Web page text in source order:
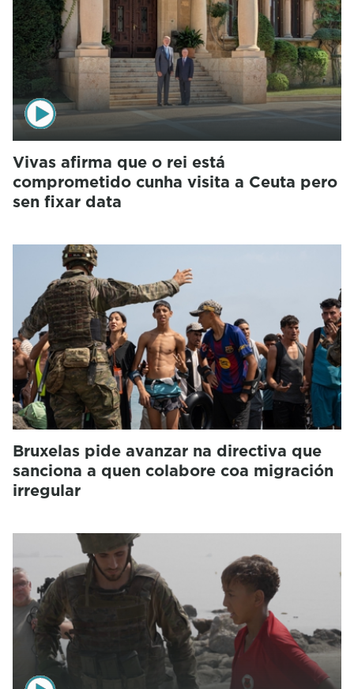
Vivas afirma que o rei está
comprometido cunha visita a Ceuta pero
sen fixar data
Bruxelas pide avanzar na directiva que
sanciona a quen colabore coa migración
irregular